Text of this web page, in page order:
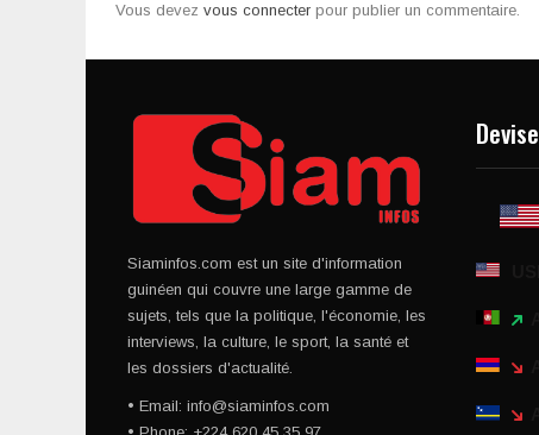
Vous devez vous connecter pour publier un commentaire.
Siaminfos.com est un site d'information
guinéen qui couvre une large gamme de
sujets, tels que la politique, l'économie, les
interviews, la culture, le sport, la santé et
les dossiers d'actualité.
• Email: info@siaminfos.com
Devise